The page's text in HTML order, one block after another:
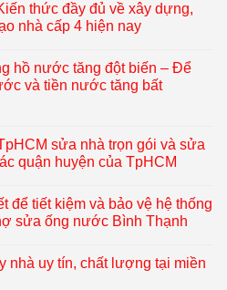
thức đầy đủ về xây dựng,
nhà cấp 4 hiện nay
hồ nước tăng đột biến – Để
và tiền nước tăng bất
sửa nhà trọn gói và sửa
quận huyện của TpHCM
để tiết kiệm và bảo vệ hệ thống
sửa ống nước Bình Thạnh
nhà uy tín, chất lượng tại miền